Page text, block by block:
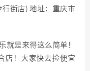
街店) 地址：重庆市
就是来得这么简单！
店！大家快去捡便宜